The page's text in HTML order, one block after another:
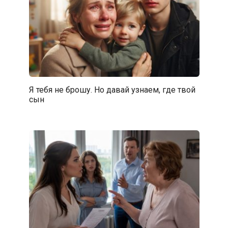
Я тебя не брошу. Но давай узнаем, где твой
сын